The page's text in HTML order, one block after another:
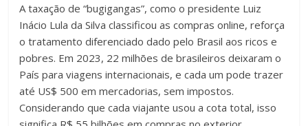
A taxação de “bugigangas”, como o presidente Luiz
Inácio Lula da Silva classificou as compras online, reforça
o tratamento diferenciado dado pelo Brasil aos ricos e
pobres. Em 2023, 22 milhões de brasileiros deixaram o
País para viagens internacionais, e cada um pode trazer
até US$ 500 em mercadorias, sem impostos.
Considerando que cada viajante usou a cota total, isso